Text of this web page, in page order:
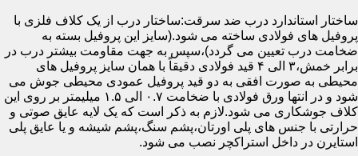
ساختار استاندارد درب ضد سرقت:ساختار درب از یک کلاف فلزی با
پروفیل های فولادی ساخته می شود.(سایز این پروفیل بسته به
ضخامت درب تعیین می گردد)،سپس به جهت مقاومت بیشتر درب در
برابر خمش،۳ الی ۴ قید فولادی دقیقاً با همان سایز پروفیل های
محیطی به صورت افقی به دو قید پروفیل عمودی محیطی جوش می
شود و در انتها ورق فولادی با ضخامت ۰.۷ الی ۱.۵ میلیمتر بر روی این
کلاف جوشکاری می شود.لازم به ذکر است که یک لایه عایق صوتی و
حرارتی با جنس های پلی اورتان،پشم سنگ،پشم شیشه و یا عایق پلی
استایرن در داخل استراکچر نصب می شود.